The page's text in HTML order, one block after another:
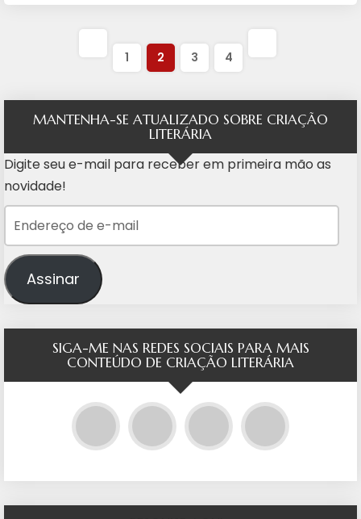
1 2 3 4
MANTENHA-SE ATUALIZADO SOBRE CRIAÇÃO
LITERÁRIA
Digite seu e-mail para receber em primeira mão as
novidade!
Assinar
SIGA-ME NAS REDES SOCIAIS PARA MAIS
CONTEÚDO DE CRIAÇÃO LITERÁRIA